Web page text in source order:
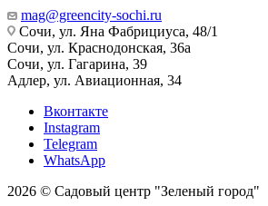
mag@greencity-sochi.ru
Сочи, ул. Яна Фабрициуса, 48/1
Сочи, ул. Краснодонская, 36а
Сочи, ул. Гагарина, 39
Адлер, ул. Авиационная, 34
Вконтакте
Instagram
Telegram
WhatsApp
2026 © Садовый центр "Зеленый город"